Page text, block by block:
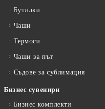
Бутилки
Чаши
Термоси
Чаши за път
Съдове за сублимация
Бизнес сувенири
Бизнес комплекти